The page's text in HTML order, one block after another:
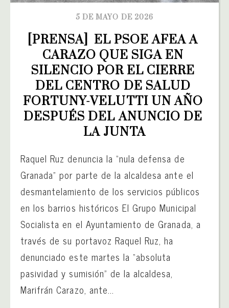
5 DE MAYO DE 2026
[PRENSA]  EL PSOE AFEA A
CARAZO QUE SIGA EN
SILENCIO POR EL CIERRE
DEL CENTRO DE SALUD
FORTUNY-VELUTTI UN AÑO
DESPUÉS DEL ANUNCIO DE
LA JUNTA
Raquel Ruz denuncia la “nula defensa de
Granada” por parte de la alcaldesa ante el
desmantelamiento de los servicios públicos
en los barrios históricos El Grupo Municipal
Socialista en el Ayuntamiento de Granada, a
través de su portavoz Raquel Ruz, ha
denunciado este martes la “absoluta
pasividad y sumisión” de la alcaldesa,
Marifrán Carazo, ante...